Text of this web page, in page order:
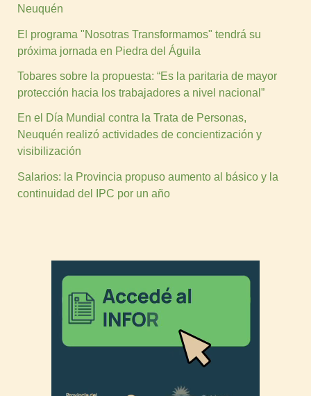
Neuquén
El programa "Nosotras Transformamos" tendrá su
próxima jornada en Piedra del Águila
Tobares sobre la propuesta: “Es la paritaria de mayor
protección hacia los trabajadores a nivel nacional”
En el Día Mundial contra la Trata de Personas,
Neuquén realizó actividades de concientización y
visibilización
Salarios: la Provincia propuso aumento al básico y la
continuidad del IPC por un año